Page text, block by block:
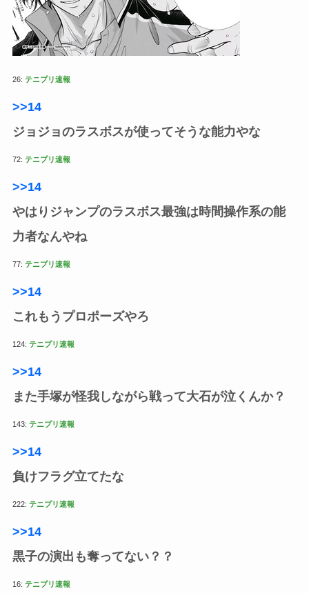
26: テニプリ速報
>>14
ジョジョのラスボスが使ってそうな能力やな
72: テニプリ速報
>>14
やはりジャンプのラスボス最強は時間操作系の能
力者なんやね
77: テニプリ速報
>>14
これもうプロポーズやろ
124: テニプリ速報
>>14
また手塚が怪我しながら戦って大石が泣くんか？
143: テニプリ速報
>>14
負けフラグ立てたな
222: テニプリ速報
>>14
黒子の演出も奪ってない？？
16: テニプリ速報